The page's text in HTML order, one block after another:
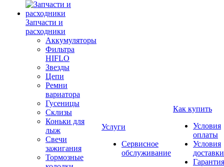
Запчасти и
расходники
Аккумуляторы
Фильтра
HIFLO
Звезды
Цепи
Ремни
вариатора
Гусеницы
Склизы
Коньки для
лыж
Свечи
зажигания
Тормозные
Услуги
Сервисное
обслуживание
Как купить
Условия
оплаты
Условия
доставки
Гарантия